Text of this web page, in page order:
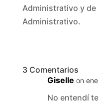
Administrativo y
Administrativo.
3 Comentarios
Giselle on
No entendí